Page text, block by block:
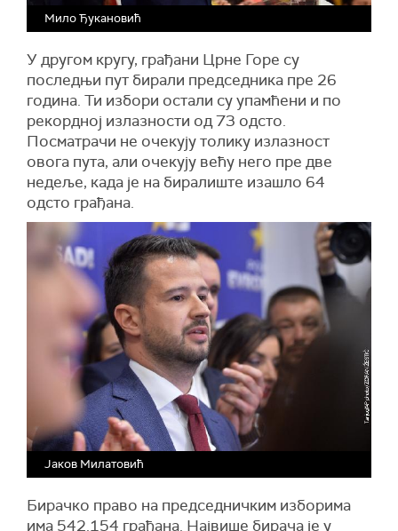
Мило Ђукановић
У другом кругу, грађани Црне Горе су
последњи пут бирали председника пре 26
година. Ти избори остали су упамћени и по
рекордној излазности од 73 одсто.
Посматрачи не очекују толику излазност
овога пута, али очекују већу него пре две
недеље, када је на биралиште изашло 64
одсто грађана.
Јаков Милатовић
Бирачко право на председничким изборима
има 542.154 грађана. Највише бирача је у